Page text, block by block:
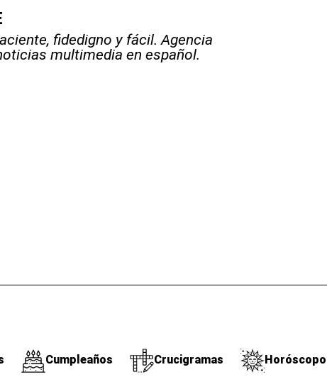
fidedigno y fácil. Agencia
multimedia en español.
Cumpleaños Crucigramas Horóscopo